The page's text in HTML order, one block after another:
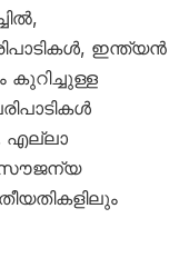
ഇന്ത്യൻ
കുറിച്ചുള്ള
എല്ലാ
സൗജന്യ